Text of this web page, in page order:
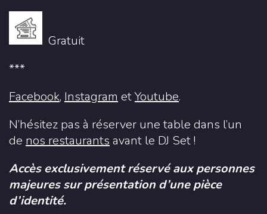
Gratuit
***
Facebook, Instagram etYoutube.
N’hésitez pas à réserver une table dans l’un
de nos restaurants avant le DJ Set !
Accès exclusivement réservé aux personnes
majeures sur présentation d’une pièce
d’identité.